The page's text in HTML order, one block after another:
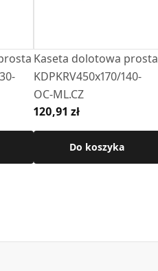
Kaseta dolotowa prosta
KDPKRV450x170/140-
OC-ML.CZ
120,91 zł
Do koszyka